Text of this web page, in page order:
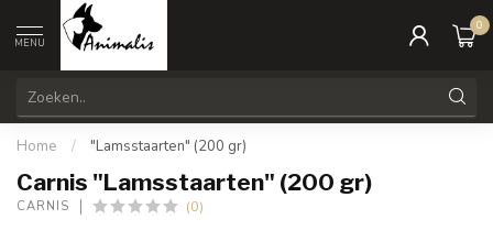
MENU
0
Home / "Lamsstaarten" (200 gr)
Carnis "Lamsstaarten" (200 gr)
CARNIS (0)